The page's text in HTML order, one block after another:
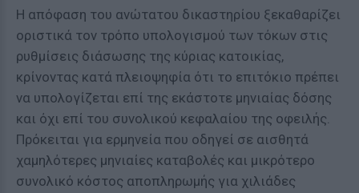
Η απόφαση του ανώτατου δικαστηρίου ξεκαθαρίζει
οριστικά τον τρόπο υπολογισμού των τόκων στις
ρυθμίσεις διάσωσης της κύριας κατοικίας,
κρίνοντας κατά πλειοψηφία ότι το επιτόκιο πρέπει
να υπολογίζεται επί της εκάστοτε μηνιαίας δόσης
και όχι επί του συνολικού κεφαλαίου της οφειλής.
Πρόκειται για ερμηνεία που οδηγεί σε αισθητά
χαμηλότερες μηνιαίες καταβολές και μικρότερο
συνολικό κόστος αποπληρωμής για χιλιάδες